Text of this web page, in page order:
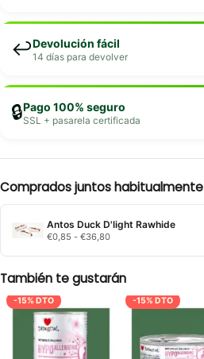
↩️Devolución fácil
14 días para devolver
🔒Pago 100% seguro
SSL + pasarela certificada
Comprados juntos habitualmente
Antos Duck D'light Rawhide
€0,85 - €36,80Rango
precios:
€0,85
€36,80
También te gustarán
-15% DTO -15% DTO